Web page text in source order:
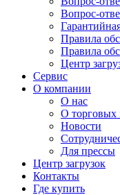
Вопрос-
Правила
Правила
Центр
Сервис
О компании
О нас
О торговых
Новости
Для прессы
Центр загрузок
Контакты
Где купить